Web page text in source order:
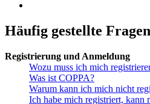
Häufig gestellte Fragen
Registrierung und Anmeldung
Wozu muss ich mich
Was ist COPPA?
Warum kann ich mich nicht
Ich habe mich registriert, kann